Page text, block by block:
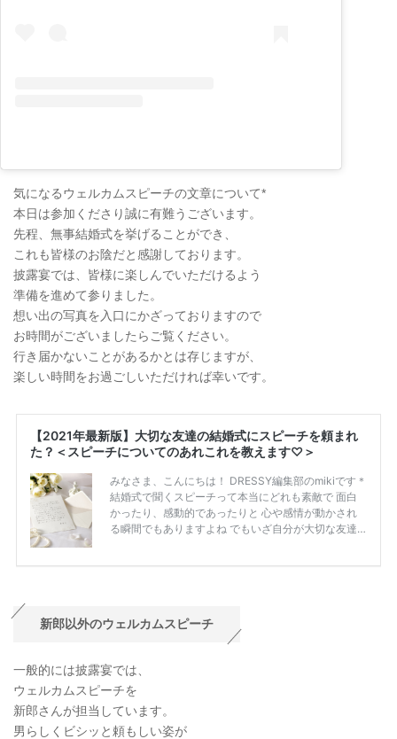
気になるウェルカムスピーチの文章について*
本日は参加くださり誠に有難うございます。
先程、無事結婚式を挙げることができ、
これも皆様のお陰だと感謝しております。
披露宴では、皆様に楽しんでいただけるよう
準備を進めて参りました。
想い出の写真を入口にかざっておりますので
お時間がございましたらご覧ください。
行き届かないことがあるかとは存じますが、
楽しい時間をお過ごしいただければ幸いです。
新郎以外のウェルカムスピーチ
一般的には披露宴では、
ウェルカムスピーチを
新郎さんが担当しています。
男らしくビシッと頼もしい姿が